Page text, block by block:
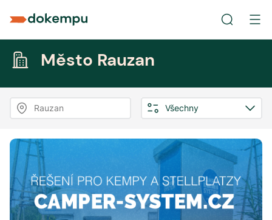
Město Rauzan
Rauzan Všechny